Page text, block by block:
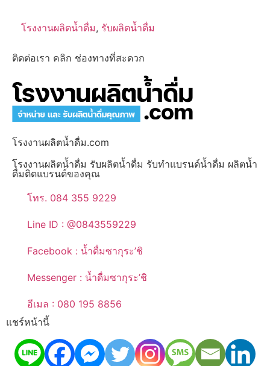
โรงงานผลิตน้ำดื่ม, รับผลิตน้ำดื่ม
ติดต่อเรา คลิก ช่องทางที่สะดวก
โรงงานผลิตน้ำดื่ม.com
โรงงานผลิตน้ำดื่ม รับผลิตน้ำดื่ม รับทำแบรนด์น้ำดื่ม ผลิตน้ำ
ดื่มติดแบรนด์ของคุณ
โทร. 084 355 9229
Line ID : @0843559229
Facebook : น้ำดื่มซากุระ’ชิ
Messenger : น้ำดื่มซากุระ’ชิ
อีเมล : 080 195 8856
แชร์หน้านี้